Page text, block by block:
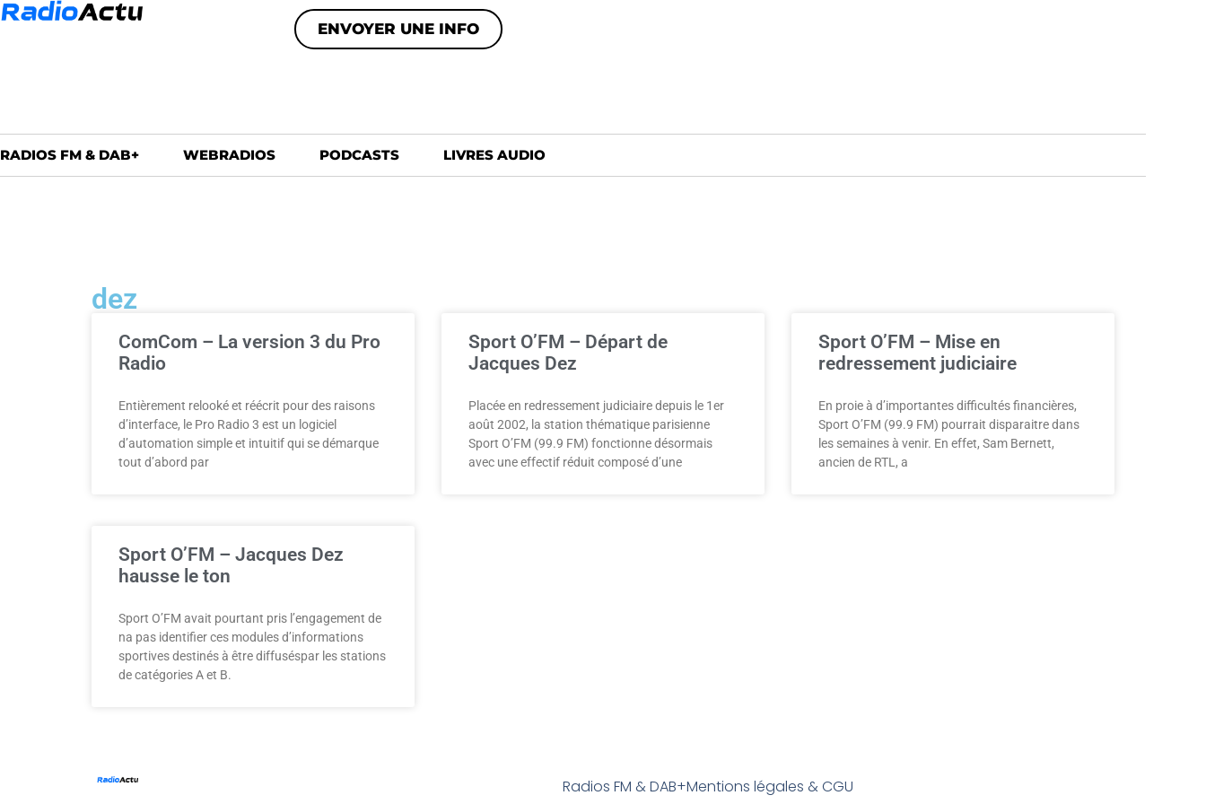
ENVOYER UNE INFO
RADIOS FM & DAB+ WEBRADIOS PODCASTS LIVRES AUDIO
dez
ComCom – La version 3 du Pro
Radio
Entièrement relooké et réécrit pour des raisons
d’interface, le Pro Radio 3 est un logiciel
d’automation simple et intuitif qui se démarque
tout d’abord par
Sport O’FM – Départ de
Jacques Dez
Placée en redressement judiciaire depuis le 1er
août 2002, la station thématique parisienne
Sport O’FM (99.9 FM) fonctionne désormais
avec une effectif réduit composé d’une
Sport O’FM – Mise en
redressement judiciaire
En proie à d’importantes difficultés financières,
Sport O’FM (99.9 FM) pourrait disparaitre dans
les semaines à venir. En effet, Sam Bernett,
ancien de RTL, a
Sport O’FM – Jacques Dez
hausse le ton
Sport O’FM avait pourtant pris l’engagement de
na pas identifier ces modules d’informations
sportives destinés à être diffuséspar les stations
de catégories A et B.
Radios FM & DAB+Mentions légales & CGU